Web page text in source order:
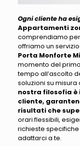
Ogni cliente ha
Appartamenti
comprendiamo
offriamo un
Porta Monforte
momento del
tempo all’ascolto
soluzioni su
nostra filosofia
cliente,
risultati che
orari flessibili,
richieste
adattarci a te.